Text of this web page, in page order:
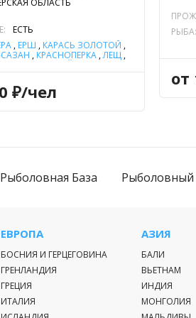
ОБЛАСТЬ
ЕСТЬ
, ЁРШ , КАРАСЬ ЗОЛОТОЙ ,
, КРАСНОПЕРКА ,ЛЕЩ ,
₽/чел
РЫБА:
от
Рыболовная База Рыболовный
ЕВРОПА
БОСНИЯ И ГЕРЦЕГОВИНА
ГРЕНЛАНДИЯ
ГРЕЦИЯ
ИТАЛИЯ
АЗИЯ
БАЛИ
ВЬЕТНАМ
ИНДИЯ
МОНГОЛИЯ